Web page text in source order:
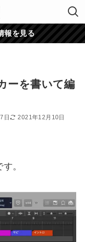
報を見る
ーを書いて編
日 2021年12月10日
。